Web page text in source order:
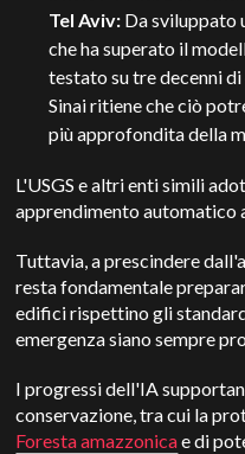
Tel Aviv: Da sviluppato
che ha superato il
testato su tre decenni
Sinai ritiene che ciò
più approfondita della
L'USGS e altri enti simili
apprendimento automatico
Tuttavia, a prescindere
resta fondamentale
edifici rispettino gli
emergenza siano sempre
I progressi dell'IA
conservazione, tra cui la
Foresta amazzonicae di